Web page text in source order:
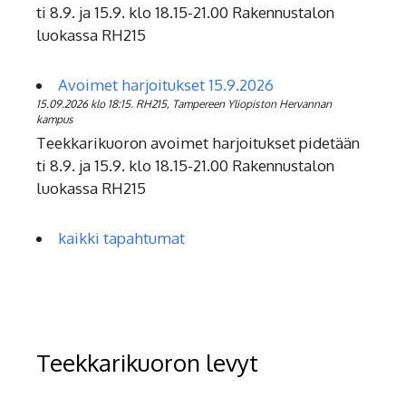
ti 8.9. ja 15.9. klo 18.15-21.00 Rakennustalon
luokassa RH215
Avoimet harjoitukset 15.9.2026
15.09.2026 klo 18:15. RH215, Tampereen Yliopiston Hervannan
kampus
Teekkarikuoron avoimet harjoitukset pidetään
ti 8.9. ja 15.9. klo 18.15-21.00 Rakennustalon
luokassa RH215
kaikki tapahtumat
Teekkarikuoron levyt